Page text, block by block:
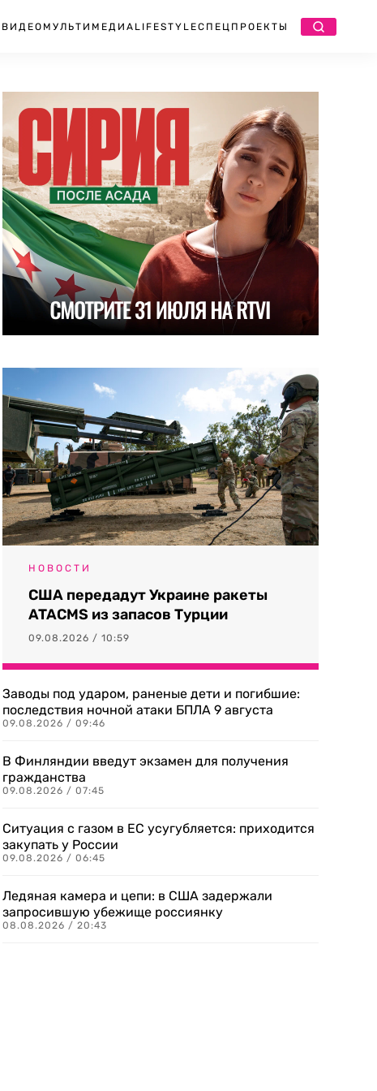
ВИДЕО МУЛЬТИМЕДИА LIFESTYLEСПЕЦПРОЕКТЫ
НОВОСТИ
США передадут Украине ракеты
ATACMS из запасов Турции
09.08.2026 / 10:59
Заводы под ударом, раненые дети и погибшие:
последствия ночной атаки БПЛА 9 августа
09.08.2026 / 09:46
В Финляндии введут экзамен для получения
гражданства
09.08.2026 / 07:45
Ситуация с газом в ЕС усугубляется: приходится
закупать у России
09.08.2026 / 06:45
Ледяная камера и цепи: в США задержали
запросившую убежище россиянку
08.08.2026 / 20:43